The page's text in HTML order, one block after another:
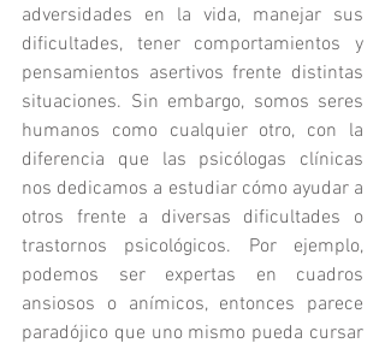
adversidades en la vida, manejar sus
dificultades, tener comportamientos y
pensamientos asertivos frente distintas
situaciones. Sin embargo, somos seres
humanos como cualquier otro, con la
diferencia que las psicólogas clínicas
nos dedicamos a estudiar cómo ayudar a
otros frente a diversas dificultades o
trastornos psicológicos. Por ejemplo,
podemos ser expertas en cuadros
ansiosos o anímicos, entonces parece
paradójico que uno mismo pueda cursar